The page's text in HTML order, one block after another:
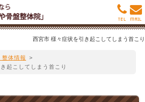
西宮市 様々症状を引き起こしてしまう首こり
整体情報
>
起こしてしまう首こり
MAIL
TEL